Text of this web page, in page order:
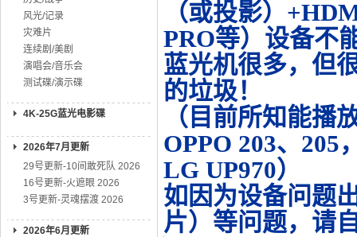
风光/记录
灾难片
连续剧/美剧
演唱会/音乐会
测试碟/演示碟
4K-25G蓝光电影碟
2026年7月更新
29号更新-10间敢死队 2026
16号更新-火遮眼 2026
3号更新-灵魂摆渡 2026
2026年6月更新
（或投影）
PRO等）设备不
蓝光机很多，但
的垃圾！
（目前所知能播
OPPO 203、205
LG UP970）
如因为设备问题
片）等问题，请